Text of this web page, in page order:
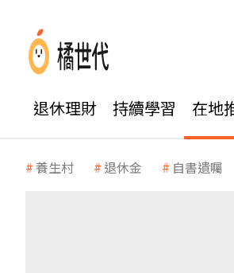
退休理財 持續學習 在地
養生村 退休金 自書遺囑